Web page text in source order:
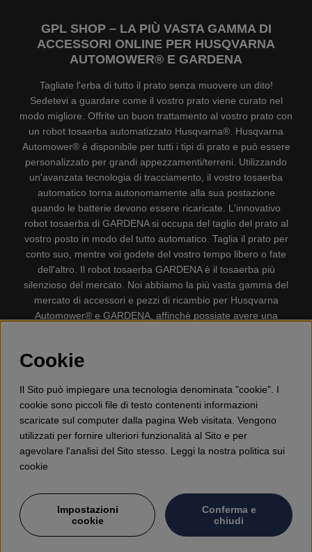
GPL SHOP – LA PIÙ VASTA GAMMA DI
ACCESSORI ONLINE PER HUSQVARNA
AUTOMOWER® E GARDENA
Tagliate l'erba di tutto il prato senza muovere un dito!
Sedetevi a guardare come il vostro prato viene curato nel
modo migliore. Offrite un buon trattamento al vostro prato con
un robot tosaerba automatizzato Husqvarna®. Husqvarna
Automower® è disponibile per tutti i tipi di prato e può essere
personalizzato per grandi appezzamenti/terreni. Utilizzando
un'avanzata tecnologia di tracciamento, il vostro tosaerba
automatico torna autonomamente alla sua postazione
quando le batterie devono essere ricaricate. L'innovativo
robot tosaerba di GARDENA si occupa del taglio del prato al
vostro posto in modo del tutto automatico. Taglia il prato per
conto suo, mentre voi godete del vostro tempo libero o fate
dell'altro. Il robot tosaerba GARDENA è il tosaerba più
silenzioso del mercato. Noi abbiamo la più vasta gamma del
mercato di accessori e pezzi di ricambio per Husqvarna
Automower® e GARDENA, affinchè possiate avere una
Accessori per la protezione personale, Decespugliatori,
Aspirapolvere, Mototroncatrici, Attrezzature Forestali,
Lubrificanti, Carburanti, Giocattolo per bambini ETC.
Cookie
Il Sito può impiegare una tecnologia denominata "cookie". I
cookie sono piccoli file di testo contenenti informazioni
scaricate sul computer dalla pagina Web visitata. Vengono
utilizzati per fornire ulteriori funzionalità al Sito e per
agevolare l'analisi del Sito stesso. Leggi la nostra politica sui
cookie
Impostazioni
cookie
Conferma e
chiudi